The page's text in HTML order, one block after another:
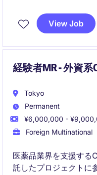
ー・製薬企業との強固
新規ビジネス創出と長
View Job
経験者MR - 外資系
Tokyo
Permanent
¥6,000,000 -
Foreign Multinational
医薬品業界を支援する
託したプロジェクトに